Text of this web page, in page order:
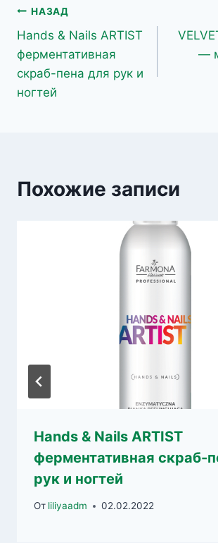
Навигация
по
записям
НАЗАД
Hands & Nails ARTIST
ферментативная
скраб-пена для рук и
ногтей
—
Похожие записи
Hands & Nails ARTIST
ферментативная скраб-
рук и ногтей
От liliyaadm 02.02.2022